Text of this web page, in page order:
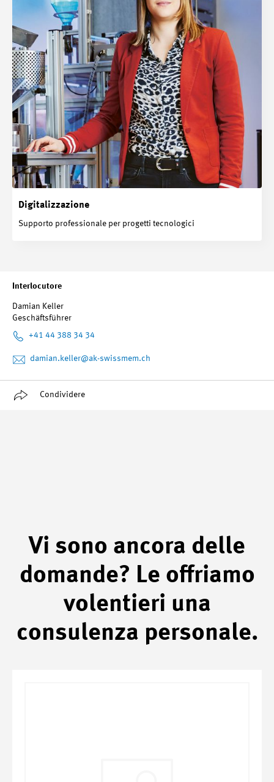
Interlocutore
Damian Keller
Geschäftsführer
+41 44 388 34 34
damian.keller@ak-swissmem.ch
Condividere
Digitalizzazione
Supporto professionale per progetti tecnologici
Vi sono ancora delle
domande? Le offriamo
volentieri una
consulenza personale.